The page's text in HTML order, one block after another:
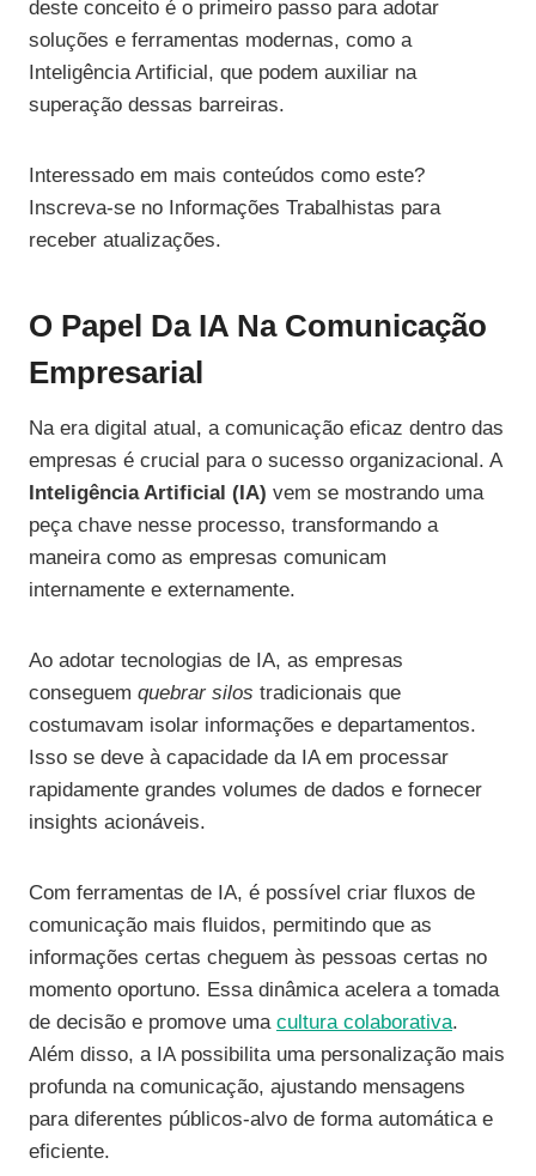
deste conceito é o primeiro passo para adotar
soluções e ferramentas modernas, como a
Inteligência Artificial, que podem auxiliar na
superação dessas barreiras.
Interessado em mais conteúdos como este?
Inscreva-se no Informações Trabalhistas para
receber atualizações.
O Papel Da IA Na Comunicação
Empresarial
Na era digital atual, a comunicação eficaz dentro das
empresas é crucial para o sucesso organizacional. A
Inteligência Artificial (IA) vem se mostrando uma
peça chave nesse processo, transformando a
maneira como as empresas comunicam
internamente e externamente.
Ao adotar tecnologias de IA, as empresas
conseguem quebrar silos tradicionais que
costumavam isolar informações e departamentos.
Isso se deve à capacidade da IA em processar
rapidamente grandes volumes de dados e fornecer
insights acionáveis.
Com ferramentas de IA, é possível criar fluxos de
comunicação mais fluidos, permitindo que as
informações certas cheguem às pessoas certas no
momento oportuno. Essa dinâmica acelera a tomada
de decisão e promove uma cultura colaborativa.
Além disso, a IA possibilita uma personalização mais
profunda na comunicação, ajustando mensagens
para diferentes públicos-alvo de forma automática e
eficiente.